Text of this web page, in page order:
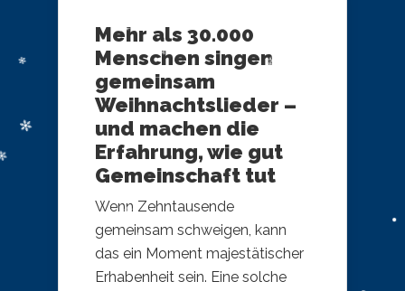
Mehr als 30.000
Menschen singen
gemeinsam
Weihnachtslieder –
und machen die
Erfahrung, wie gut
Gemeinschaft tut
Wenn Zehntausende
gemeinsam schweigen, kann
das ein Moment majestätischer
Erhabenheit sein. Eine solche